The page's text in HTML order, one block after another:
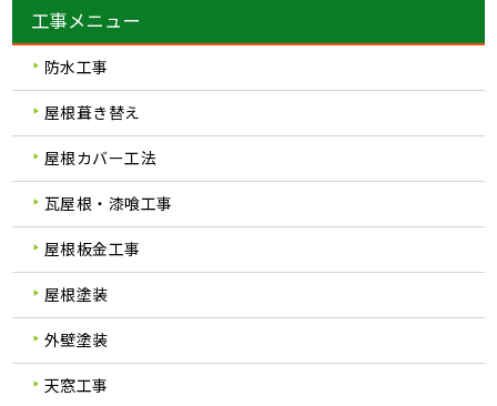
工事メニュー
防水工事
屋根葺き替え
屋根カバー工法
瓦屋根・漆喰工事
屋根板金工事
屋根塗装
外壁塗装
天窓工事